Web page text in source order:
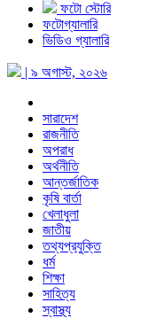
ফটো স্টোরি
ফটোগ্যালারি
ভিডিও গ্যালারি
| ৯ অগাস্ট, ২০২৬
সারাদেশ
রাজনীতি
অপরাধ
অর্থনীতি
আন্তর্জাতিক
কৃষি বার্তা
খেলাধুলা
জাতীয়
তথ্যপ্রযুক্তি
ধর্ম
শিক্ষা
সাহিত্য
স্বাস্থ্য